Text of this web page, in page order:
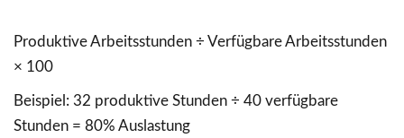
Produktive Arbeitsstunden ÷ Verfügbare Arbeitsstunden
× 100
Beispiel: 32 produktive Stunden ÷ 40 verfügbare
Stunden = 80% Auslastung